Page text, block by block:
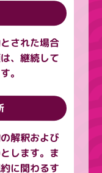
された場合
、継続して
。
解釈および
します。ま
に関わるす